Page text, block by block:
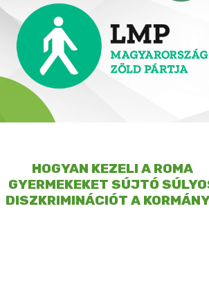
HOGYAN KEZELI A ROMA
GYERMEKEKET SÚJTÓ
DISZKRIMINÁCIÓT A